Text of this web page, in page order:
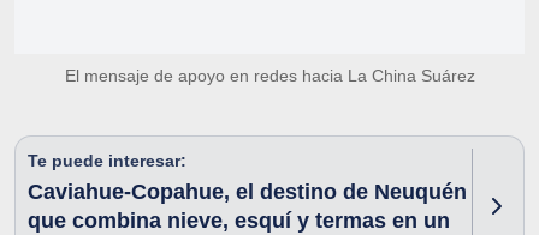
El mensaje de apoyo en redes hacia La China Suárez
Te puede interesar:
Caviahue-Copahue, el destino de Neuquén
que combina nieve, esquí y termas en un